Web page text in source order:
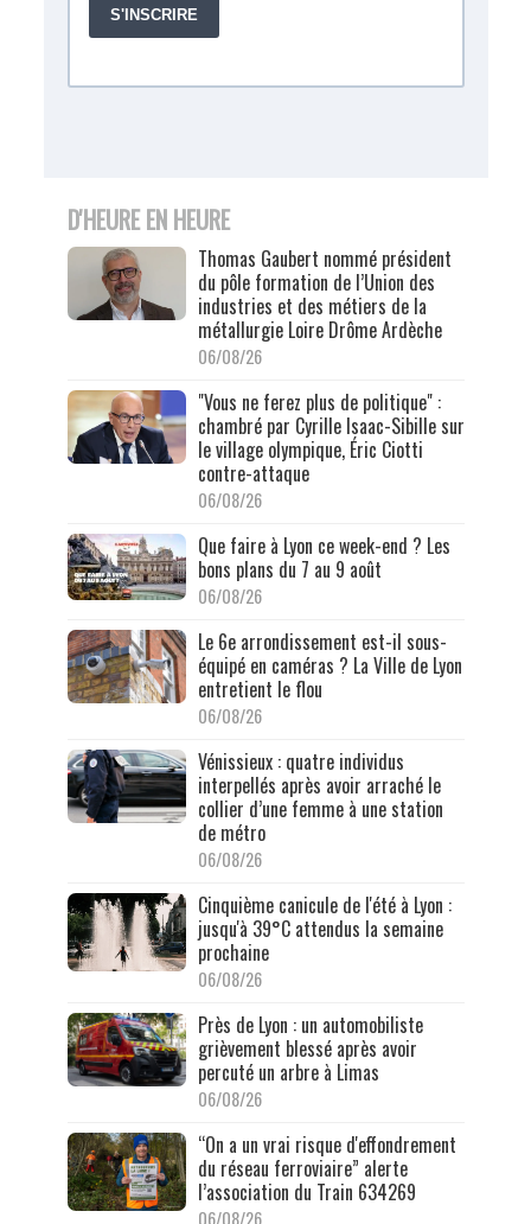
D'HEURE EN HEURE
Thomas Gaubert nommé président
du pôle formation de l’Union des
industries et des métiers de la
métallurgie Loire Drôme Ardèche
06/08/26
"Vous ne ferez plus de politique" :
chambré par Cyrille Isaac-Sibille sur
le village olympique, Éric Ciotti
contre-attaque
06/08/26
Que faire à Lyon ce week-end ? Les
bons plans du 7 au 9 août
06/08/26
Le 6e arrondissement est-il sous-
équipé en caméras ? La Ville de Lyon
entretient le flou
06/08/26
Vénissieux : quatre individus
interpellés après avoir arraché le
collier d’une femme à une station
de métro
06/08/26
Cinquième canicule de l'été à Lyon :
jusqu'à 39°C attendus la semaine
prochaine
06/08/26
Près de Lyon : un automobiliste
grièvement blessé après avoir
percuté un arbre à Limas
06/08/26
“On a un vrai risque d'effondrement
du réseau ferroviaire” alerte
l’association du Train 634269
06/08/26